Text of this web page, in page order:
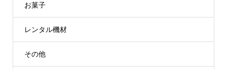
お菓子
レンタル機材
その他